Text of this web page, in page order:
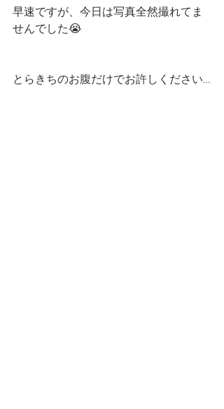
早速ですが、今日は写真全然撮れてま
せんでした😭
とらきちのお腹だけでお許しください…